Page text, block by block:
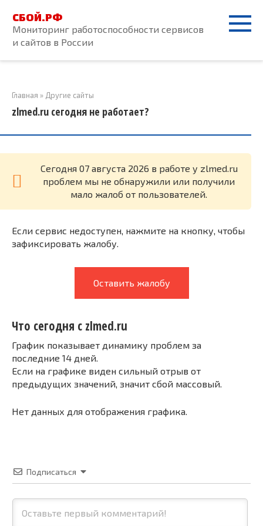
контенту
СБОЙ.РФ
Мониторинг работоспособности сервисов
и сайтов в России
Главная » Другие сайты
zlmed.ru сегодня не работает?
Cегодня 07 августа 2026 в работе у zlmed.ru
проблем мы не обнаружили или получили
мало жалоб от пользователей.
Если сервис недоступен, нажмите на кнопку, чтобы
зафиксировать жалобу.
Оставить жалобу
Что сегодня с zlmed.ru
График показывает динамику проблем за
последние 14 дней.
Если на графике виден сильный отрыв от
предыдущих значений, значит сбой массовый.
Нет данных для отображения графика.
Подписаться